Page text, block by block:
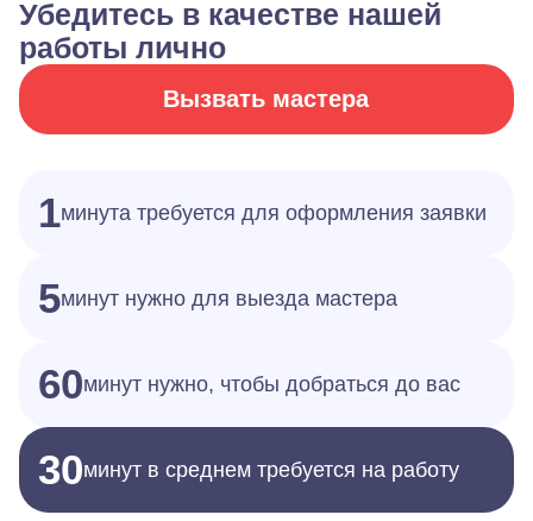
Убедитесь в качестве нашей
работы лично
Вызвать мастера
1минута требуется для оформления заявки
5минут нужно для выезда мастера
60минут нужно, чтобы добраться до вас
30минут в среднем требуется на работу